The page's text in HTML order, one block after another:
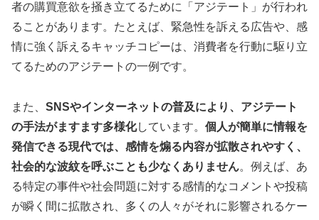
者の購買意欲を掻き立てるために「アジテート」が行われ
ることがあります。たとえば、緊急性を訴える広告や、感
情に強く訴えるキャッチコピーは、消費者を行動に駆り立
てるためのアジテートの一例です。
また、 SNSやインターネットの普及により、アジテート
の手法がますます多様化しています。 個人が簡単に情報を
発信できる現代では、感情を煽る内容が拡散されやすく、
社会的な波紋を呼ぶことも少なくありません。例えば、あ
る特定の事件や社会問題に対する感情的なコメントや投稿
が瞬く間に拡散され、多くの人々がそれに影響されるケー